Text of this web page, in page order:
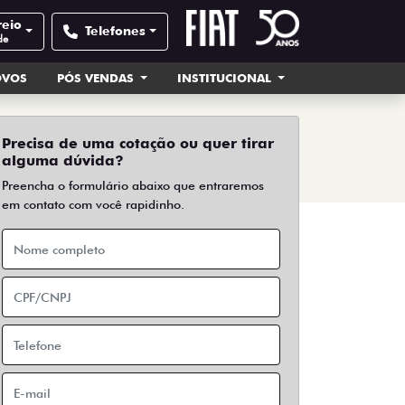
Telefones
PÓS VENDAS INSTITUCIONAL
Precisa de uma cotação ou quer tirar
alguma dúvida?
Preencha o formulário abaixo que entraremos
em contato com você rapidinho.